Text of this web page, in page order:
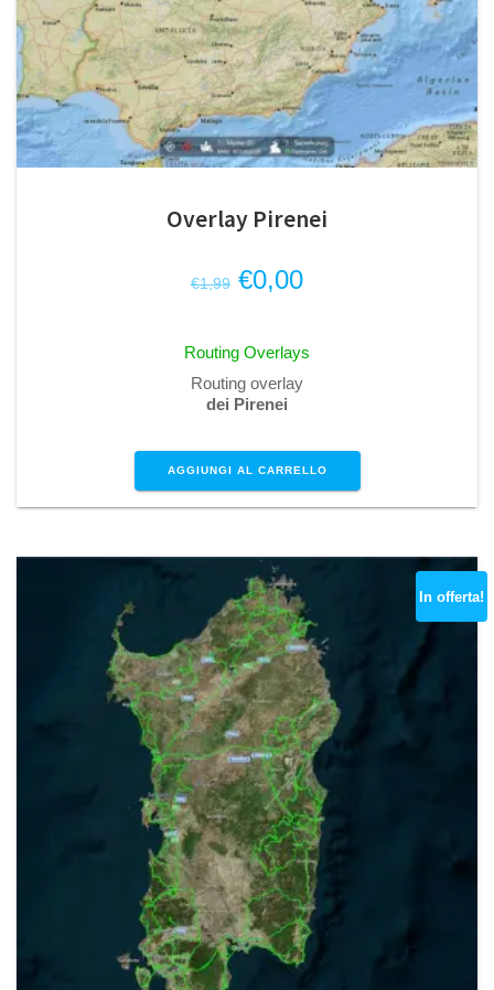
Overlay Pirenei
€1,99 Il
originale
era:
€1,99.
€0,00Il
Routing Overlays
Routing overlay
dei Pirenei
AGGIUNGI AL CARRELLO
In offerta!